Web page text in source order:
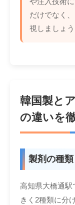
だけでなく
視しましょう
韓国製と
の違いを
製剤の種
高知県大橋通駅
きく2種類に分